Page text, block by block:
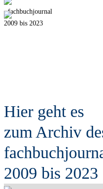
fachbuchjournal
2009 bis 2023
Hier geht es
zum Archiv
fachb
2009 bis 2023